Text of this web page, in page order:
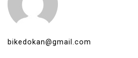
bikedokan@gmail.com